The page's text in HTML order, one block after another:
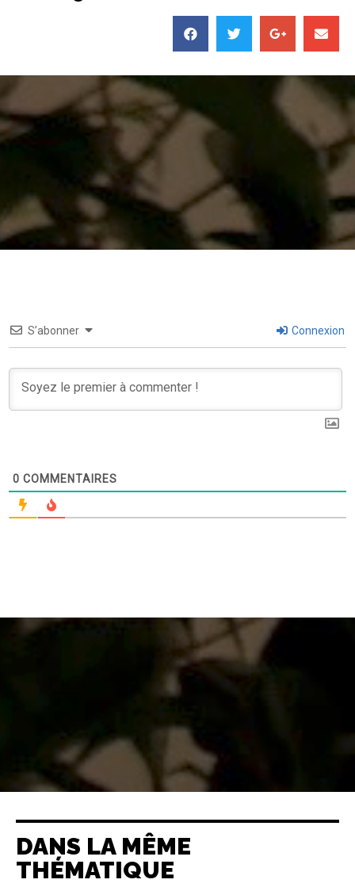
S’abonner Connexion
0 COMMENTAIRES
DANS LA MÊME
THÉMATIQUE